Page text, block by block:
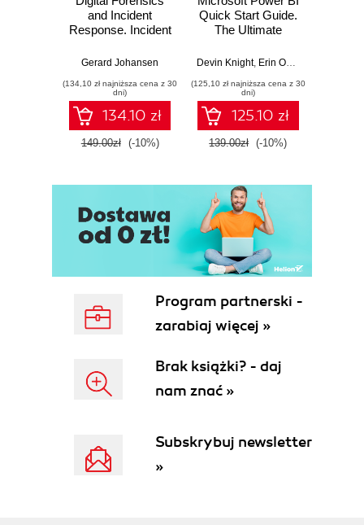
and Incident
Response. Incident
and techniques for
threat response -
Fourth Edition
Gerard Johansen
(134,10 zł najniższa cena z 30
dni)
134.10 zł
149.00zł (-10%)
Quick Start Guide.
The Ultimate
to Power BI, Data
Tools, and
Microsoft Fabric -
Fourth Edition
Devin Knight, Erin Ostrowsky
(125,10 zł najniższa cena z 30
dni)
125.10 zł
139.00zł (-10%)
Program partnerski -
zarabiaj więcej »
Brak książki? - daj
nam znać »
Subskrybuj newsletter
»